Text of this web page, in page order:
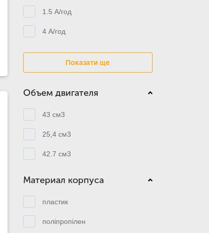
1.5 А/год
4 А/год
Показати ще
Объем двигателя
43 см3
25,4 см3
42.7 см3
Материал корпуса
пластик
поліпропілен